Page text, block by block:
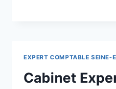
EXPERT COMPTABLE SEINE-
Cabinet